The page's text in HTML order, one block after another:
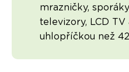
mrazničky,
televizory, LCD
uhlopříčkou než